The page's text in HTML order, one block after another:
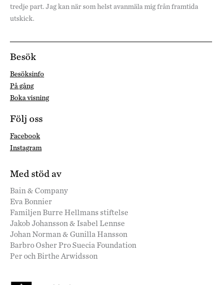
tredje part. Jag kan när som helst avanmäla mig från framtida
utskick.
Besök
Besöksinfo
På gång
Boka visning
Följ oss
Facebook
Instagram
Med stöd av
Bain & Company
Eva Bonnier
Familjen Burre Hellmans stiftelse
Jakob Johansson & Isabel Lennse
Johan Norman & Gunilla Hansson
Barbro Osher Pro Suecia Foundation
Per och Birthe Arwidsson